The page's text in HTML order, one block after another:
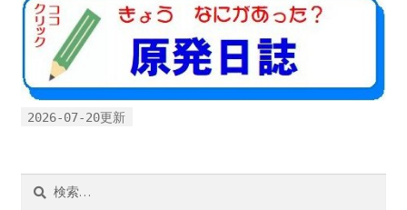
2026-07-20更新